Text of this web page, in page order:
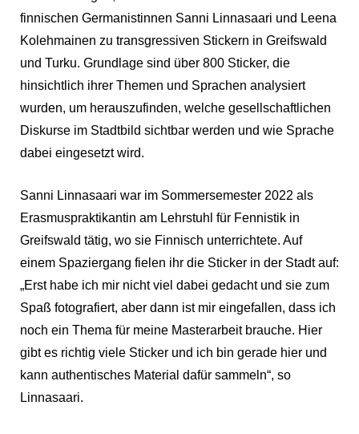
finnischen Germanistinnen Sanni Linnasaari und Leena
Kolehmainen zu transgressiven Stickern in Greifswald
und Turku. Grundlage sind über 800 Sticker, die
hinsichtlich ihrer Themen und Sprachen analysiert
wurden, um herauszufinden, welche gesellschaftlichen
Diskurse im Stadtbild sichtbar werden und wie Sprache
dabei eingesetzt wird.
Sanni Linnasaari war im Sommersemester 2022 als
Erasmuspraktikantin am Lehrstuhl für Fennistik in
Greifswald tätig, wo sie Finnisch unterrichtete. Auf
einem Spaziergang fielen ihr die Sticker in der Stadt auf:
„Erst habe ich mir nicht viel dabei gedacht und sie zum
Spaß fotografiert, aber dann ist mir eingefallen, dass ich
noch ein Thema für meine Masterarbeit brauche. Hier
gibt es richtig viele Sticker und ich bin gerade hier und
kann authentisches Material dafür sammeln“, so
Linnasaari.